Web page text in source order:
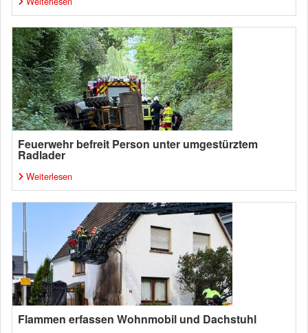
Feuerwehr befreit Person unter umgestürztem
Radlader
Weiterlesen
Flammen erfassen Wohnmobil und Dachstuhl